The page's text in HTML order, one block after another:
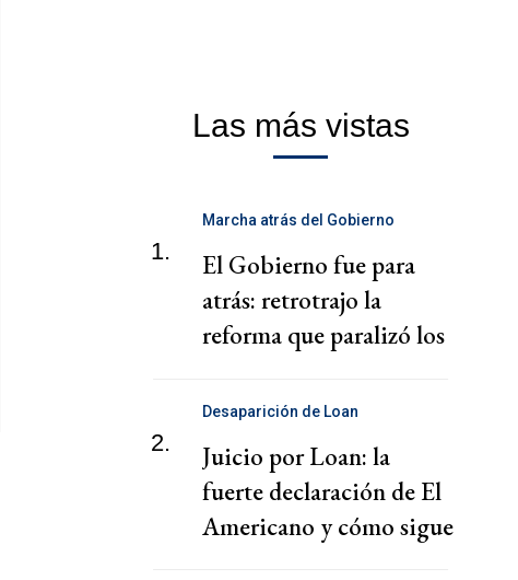
Las más vistas
1.
Marcha atrás del Gobierno
El Gobierno fue para
atrás: retrotrajo la
reforma que paralizó los
2.
Desaparición de Loan
Juicio por Loan: la
fuerte declaración de El
Americano y cómo sigue